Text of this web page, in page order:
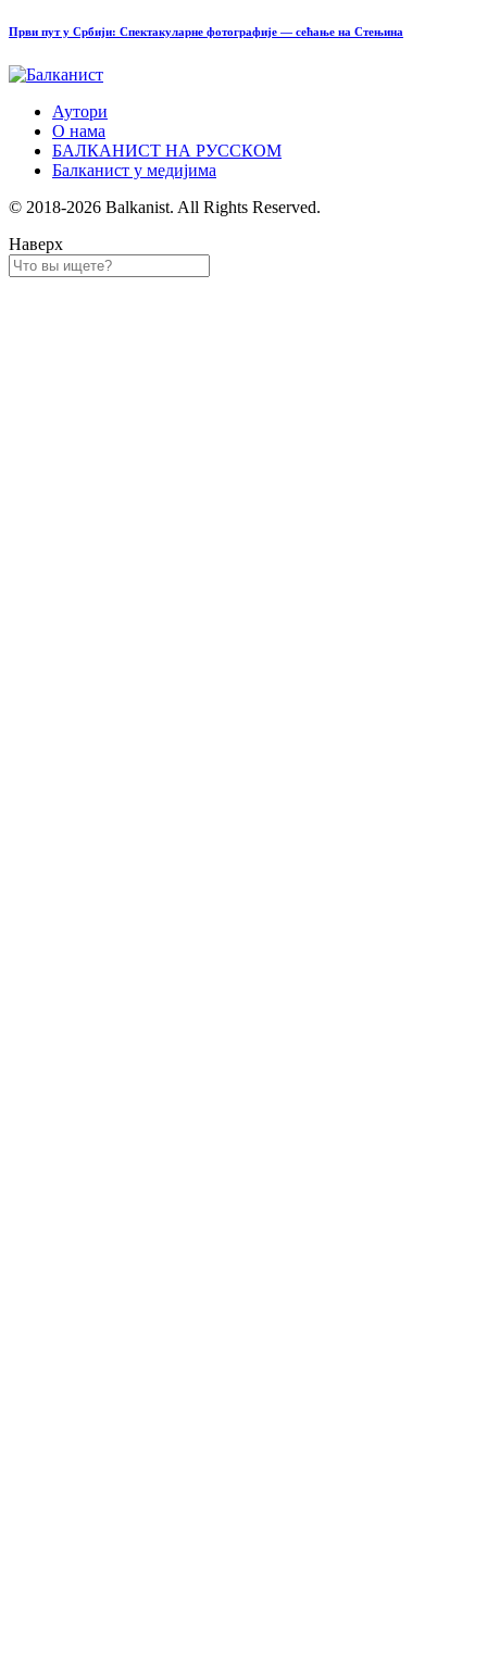
Први пут у Србији: Спектакуларне фотографије — сећање на Стењина
Аутори
О нама
БАЛКАНИСТ НА РУССКОМ
Балканист у медијима
© 2018-2026 Balkanist. All Rights Reserved.
Наверх